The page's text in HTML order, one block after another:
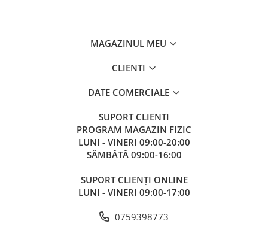
MAGAZINUL MEU
CLIENTI
DATE COMERCIALE
SUPORT CLIENTI
PROGRAM MAGAZIN FIZIC
LUNI - VINERI 09:00-20:00
SÂMBĂTĂ 09:00-16:00
SUPORT CLIENȚI ONLINE
LUNI - VINERI 09:00-17:00
0759398773